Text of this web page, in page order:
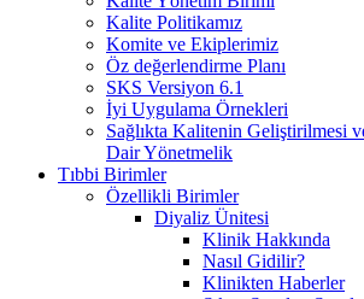
Kalite Politikamız
Komite ve Ekiplerimiz
Öz değerlendirme Planı
SKS Versiyon 6.1
İyi Uygulama Örnekleri
Sağlıkta Kalitenin Geliştirilmesi
Dair Yönetmelik
Tıbbi Birimler
Özellikli Birimler
Diyaliz Ünitesi
Klinik Hakkında
Nasıl Gidilir?
Klinikten Haberler